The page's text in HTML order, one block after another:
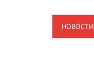
НОВОСТИ